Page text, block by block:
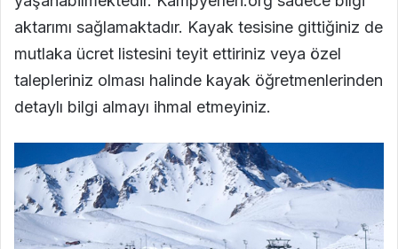
aktarımı sağlamaktadır. Kayak tesisine gittiğiniz de
mutlaka ücret listesini teyit ettiriniz veya özel
talepleriniz olması halinde kayak öğretmenlerinden
detaylı bilgi almayı ihmal etmeyiniz.